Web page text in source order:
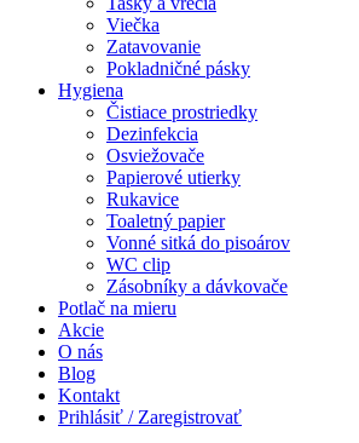
Viečka
Zatavovanie
Pokladničné pásky
Hygiena
Čistiace prostriedky
Dezinfekcia
Osviežovače
Papierové utierky
Rukavice
Toaletný papier
Vonné sitká do pisoárov
WC clip
Zásobníky a dávkovače
Potlač na mieru
Akcie
O nás
Blog
Kontakt
Prihlásiť / Zaregistrovať